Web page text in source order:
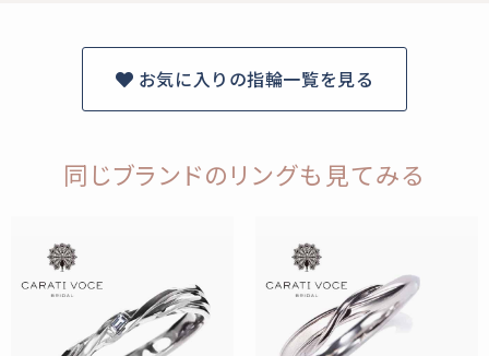
お気に入りの指輪一覧を見る
同じブランドのリングも見てみる